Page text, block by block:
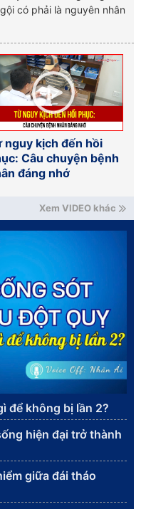
có phải là nguyên nhân
nguy kịch đến hồi
Câu chuyện bệnh
đáng nhớ
Xem VIDEO khác
để không bị lần 2?
hiện đại trở thành
giữa đái tháo